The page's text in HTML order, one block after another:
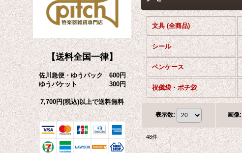
【送料全国一律】
佐川急便・ゆうパック 600円
ゆうパケット 300円
7,700円(税込)以上で送料無料
文具 (全商品)
シール
ペンケース
祝儀袋・ポチ袋
表示数: 画像:
48件